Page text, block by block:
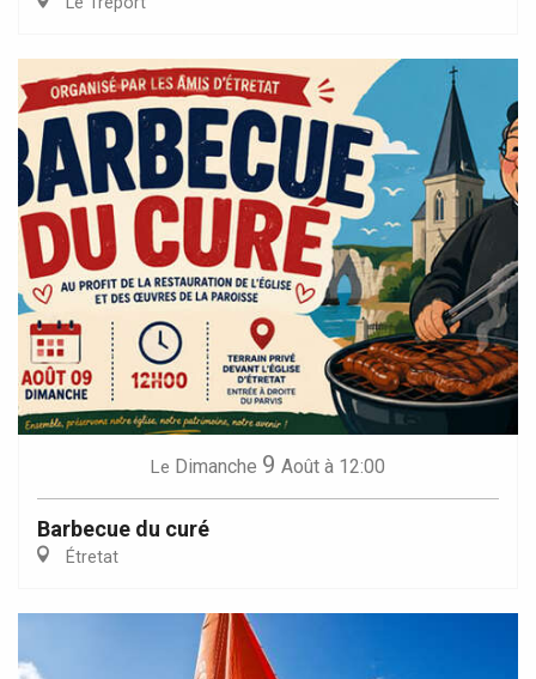
Le Dimanche 9 Août à 12:00
Barbecue du curé
Étretat